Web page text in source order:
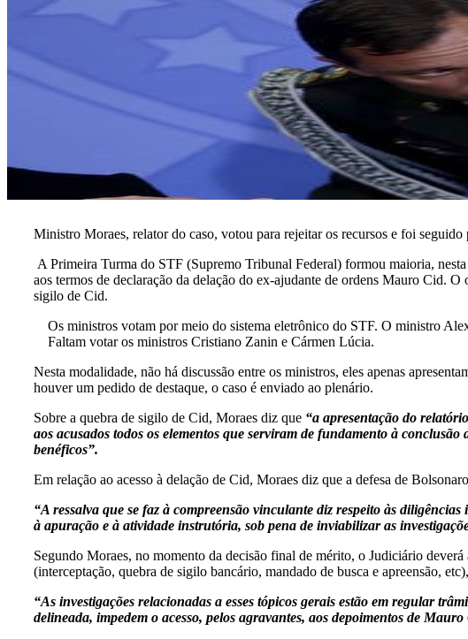
Ministro Moraes, relator do caso, votou para rejeitar os recursos e foi
A Primeira Turma do STF (Supremo Tribunal Federal) formou maioria,
aos termos de declaração da delação do ex-ajudante de ordens Mauro Cid.
sigilo de Cid.
Os ministros votam por meio do sistema eletrônico do STF. O ministro
Faltam votar os ministros Cristiano Zanin e Cármen Lúcia.
Nesta modalidade, não há discussão entre os ministros, eles apenas
houver um pedido de destaque, o caso é enviado ao plenário.
Sobre a quebra de sigilo de Cid, Moraes diz que “a apresentação do
aos acusados todos os elementos que serviram de fundamento à
benéficos”.
Em relação ao acesso à delação de Cid, Moraes diz que a defesa de Bolsonaro
“A ressalva que se faz à compreensão vinculante diz respeito às
à apuração e à atividade instrutória, sob pena de inviabilizar as
Segundo Moraes, no momento da decisão final de mérito, o Judiciário
(interceptação, quebra de sigilo bancário, mandado de busca e apreensão,
“As investigações relacionadas a esses tópicos gerais estão em regular
delineada, impedem o acesso, pelos agravantes, aos depoimentos de